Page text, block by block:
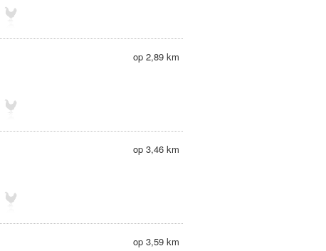
op 2,89 km
op 3,46 km
op 3,59 km